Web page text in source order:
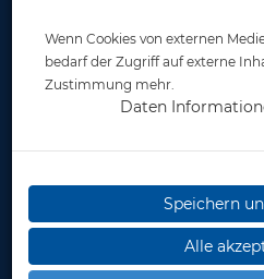
Wenn Cookies von externen
bedarf der Zugriff auf externe
Zustimmung mehr.
Daten
Speichern
Alle